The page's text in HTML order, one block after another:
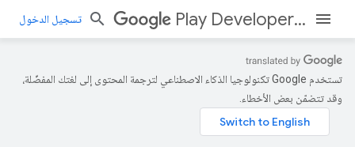
Play Developer API تسجيل الدخول
تستخدم Google تكنولوجيا الذكاء الاصطناعي لترجمة المحتوى إلى لغتك المفضّلة،
وقد تتضمّن بعض الأخطاء.